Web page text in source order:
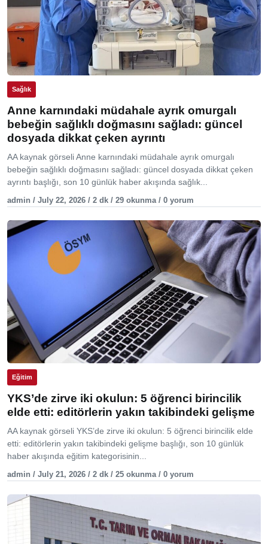
Sağlık
Anne karnındaki müdahale ayrık omurgalı
bebeğin sağlıklı doğmasını sağladı: güncel
dosyada dikkat çeken ayrıntı
AA kaynak görseli Anne karnındaki müdahale ayrık omurgalı
bebeğin sağlıklı doğmasını sağladı: güncel dosyada dikkat çeken
ayrıntı başlığı, son 10 günlük haber akışında sağlık...
admin / July 22, 2026 / 2 dk / 29 okunma / 0 yorum
Eğitim
YKS’de zirve iki okulun: 5 öğrenci birincilik
elde etti: editörlerin yakın takibindeki gelişme
AA kaynak görseli YKS’de zirve iki okulun: 5 öğrenci birincilik elde
etti: editörlerin yakın takibindeki gelişme başlığı, son 10 günlük
haber akışında eğitim kategorisinin...
admin / July 21, 2026 / 2 dk / 25 okunma / 0 yorum